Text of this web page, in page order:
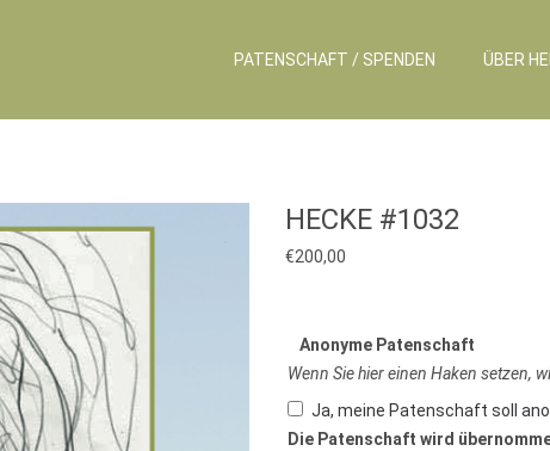
PATENSCHAFT / SPENDEN ÜBER
HECKE #1032
€200,00
Anonyme Patenschaft
Wenn Sie hier einen Haken setzen,
Ja, meine Patenschaft soll
Die Patenschaft wird